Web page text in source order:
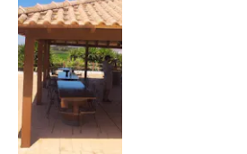
Quinta Do Mar Da Luz
Canavial I & II Apartments
Aqualuz Suite Hotel
Apartamentos
Vilabranca Apartments